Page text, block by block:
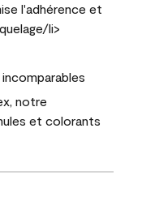
l'adhérence et
li>
notre
et colorants